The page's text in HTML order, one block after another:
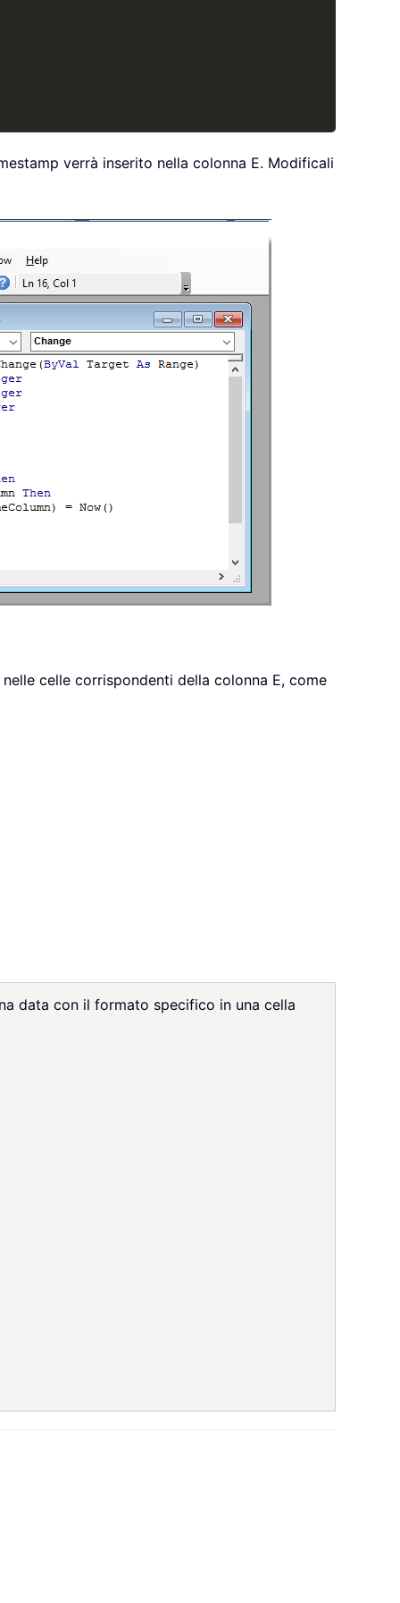
verrà inserito nella colonna E. Modificali
celle corrispondenti della colonna E, come
data con il formato specifico in una cella